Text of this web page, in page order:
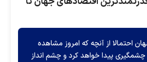
سال ۲۰۵۰ جهان احتمالا از آنچه که امروز مشاهده
پیدا خواهد کرد و چشم انداز